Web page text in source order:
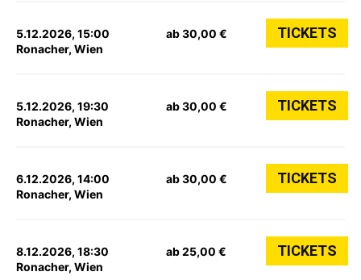
5.12.2026, 15:00
Ronacher, Wien
ab 30,00 € TICKETS
5.12.2026, 19:30
Ronacher, Wien
ab 30,00 € TICKETS
6.12.2026, 14:00
Ronacher, Wien
ab 30,00 € TICKETS
8.12.2026, 18:30
Ronacher, Wien
ab 25,00 € TICKETS